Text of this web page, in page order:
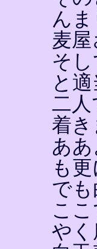
ん
麦
そ
と
二
着き
あ
も
で
こ
やく